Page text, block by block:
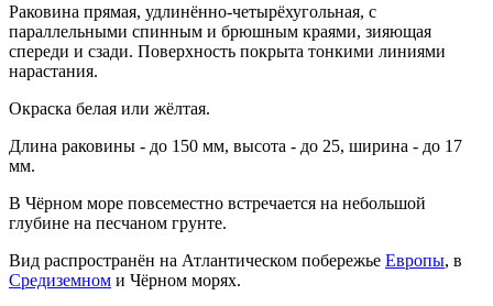
Раковина прямая, удлинённо-четырёхугольная, с
параллельными спинным и брюшным краями, зияющая
спереди и сзади. Поверхность покрыта тонкими линиями
нарастания.
Окраска белая или жёлтая.
Длина раковины - до 150 мм, высота - до 25, ширина - до 17
мм.
В Чёрном море повсеместно встречается на небольшой
глубине на песчаном грунте.
Вид распространён на Атлантическом побережье Европы, в
Средиземном и Чёрном морях.